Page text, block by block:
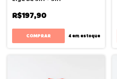
R$197,90
COMPRAR 4em estoque